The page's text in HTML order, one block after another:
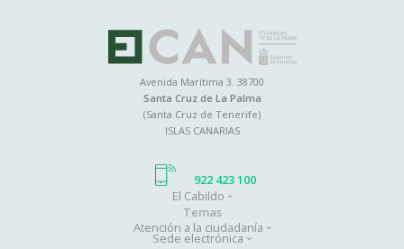
Avenida Marítima 3. 38700
Santa Cruz de La Palma
(Santa Cruz de Tenerife)
ISLAS CANARIAS
922 423 100
El Cabildo
Temas
Atención a la ciudadanía
Sede electrónica